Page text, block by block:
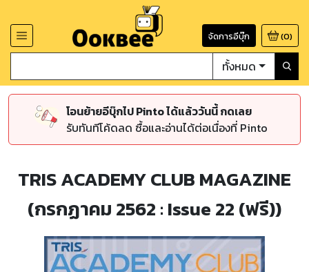
จัดการอีบุ๊ก (0)
ทั้งหมด
โอนย้ายอีบุ๊กไป Pinto ได้แล้ววันนี้ กดเลย
รับทันทีโค้ดลด ซื้อและอ่านได้ต่อเนื่องที่ Pinto
TRIS ACADEMY CLUB MAGAZINE
(กรกฏาคม 2562 : Issue 22 (ฟรี))